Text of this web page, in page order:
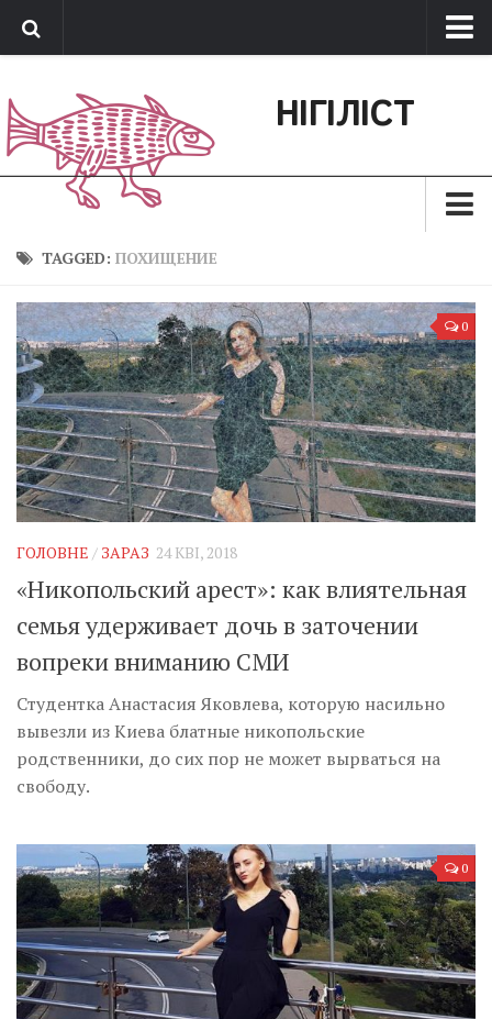
Обратная связь
Поддержать сайт
НІГІЛІСТ
Зараз
Позиція
Дії
Belles lettres
Агітатор
Музика революції
Inter/antinational
TAGGED: ПОХИЩЕНИЕ
0
ГОЛОВНЕ / ЗАРАЗ 24 КВІ, 2018
«Никопольский арест»: как влиятельная
семья удерживает дочь в заточении
вопреки вниманию СМИ
Студентка Анастасия Яковлева, которую насильно
вывезли из Киева блатные никопольские
родственники, до сих пор не может вырваться на
свободу.
0